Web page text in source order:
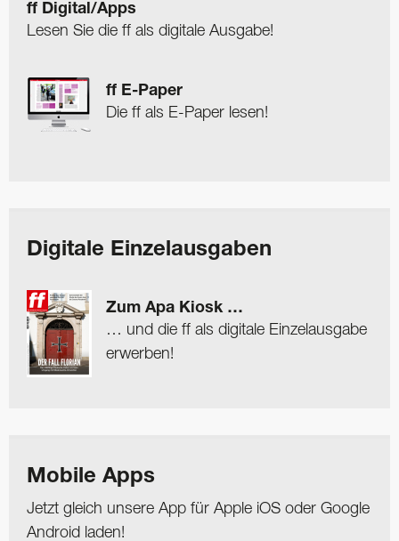
ff Digital/Apps
Lesen Sie die ff als digitale Ausgabe!
ff E-Paper
Die ff als E-Paper lesen!
Digitale Einzelausgaben
Zum Apa Kiosk …
… und die ff als digitale Einzelausgabe
erwerben!
Mobile Apps
Jetzt gleich unsere App für Apple iOS oder Google
Android laden!